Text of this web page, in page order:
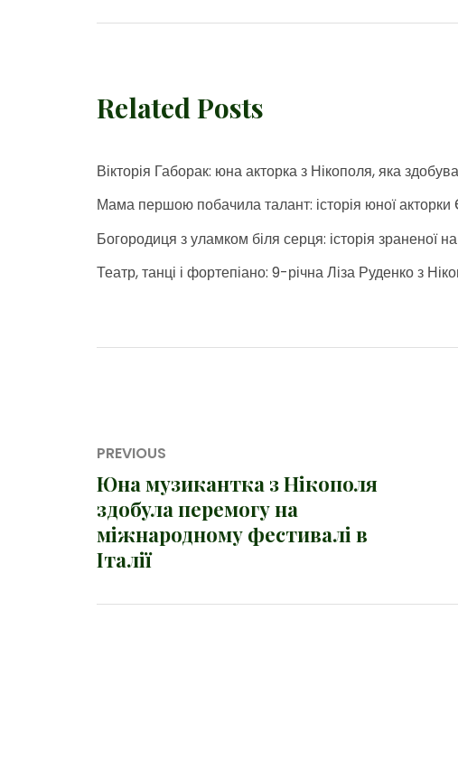
Related Posts
Вікторія Габорак: юна акторка з Нікополя, яка
Мама першою побачила талант: історія юної
Богородиця з уламком біля серця: історія зраненої
Театр, танці і фортепіано: 9-річна Ліза Руденко з
Навігація
записів
PREVIOUS
Previous
post:
Юна музикантка з Нікополя
здобула перемогу на
міжнародному фестивалі в
Італії